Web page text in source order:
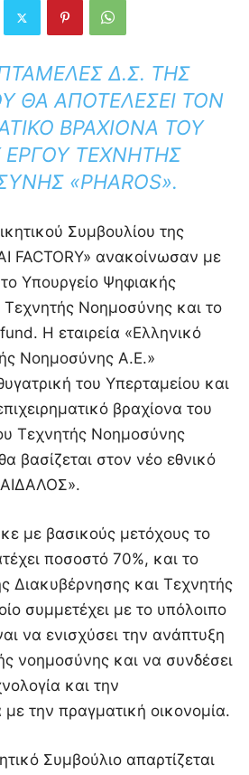
Δ.Σ. ΤΗΣ
ΘΑ ΑΠΟΤΕΛΈΣΕΙ ΤΟΝ
ΒΡΑΧΊΟΝΑ ΤΟΥ
ΈΡΓΟΥ ΤΕΧΝΗΤΉΣ
«PHAROS».
Συμβουλίου της
FACTORY» ανακοίνωσαν με
Υπουργείο Ψηφιακής
Νοημοσύνης και το
Η εταιρεία «Ελληνικό
Νοημοσύνης Α.Ε.»
του Υπερταμείου και
βραχίονα του
Τεχνητής Νοημοσύνης
βασίζεται στον νέο εθνικό
με βασικούς μετόχους το
ποσοστό 70%, και το
Διακυβέρνησης και Τεχνητής
συμμετέχει με το υπόλοιπο
να ενισχύσει την ανάπτυξη
νοημοσύνης και να συνδέσει
και την
με την πραγματική οικονομία.
Συμβούλιο απαρτίζεται